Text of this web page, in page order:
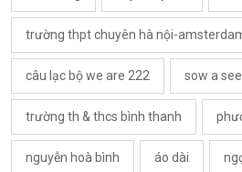
trường thpt chuyên hà nội-
câu lạc bộ we are 222 sow a
trường th & thcs bình thanh
nguyễn hoà bình áo dài